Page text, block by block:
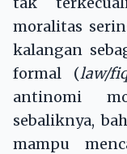
moralitas
kalangan
formal (law/
antinomi
sebaliknya,
mampu